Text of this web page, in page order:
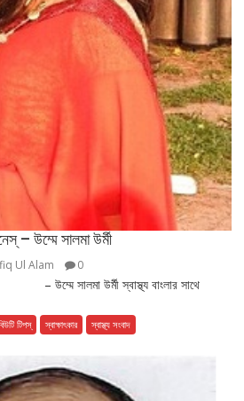
– উম্মে সালমা উর্মী
Ul Alam 0
– উম্মে সালমা উর্মী স্বাস্থ্য বাংলার সাথে
টিপস্ স্বাক্ষাৎকার স্বাস্থ্য সংবাদ